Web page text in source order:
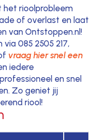
het rioolprobleem
of overlast en laat
van Ontstoppen.nl!
085 2505 217,
vraag hier snel een
iedere
en snel
Zo geniet jij
riool!